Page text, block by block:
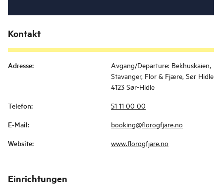
Kontakt
Adresse:
Avgang/Departure: Bekhuskaien,
Stavanger, Flor & Fjære, Sør Hidle
4123 Sør-Hidle
Telefon: 51 11 00 00
E-Mail: booking@florogfjare.no
Website: www.florogfjare.no
Einrichtungen